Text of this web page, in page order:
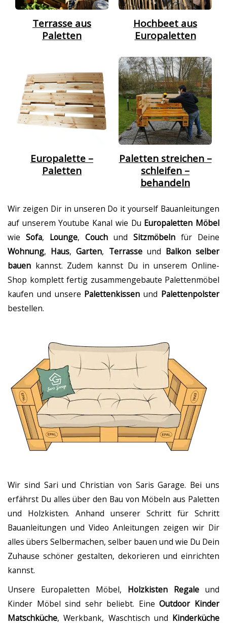
Terrasse aus
Paletten
Hochbeet aus
Europaletten
Europalette –
Paletten
Paletten streichen –
schleifen –
behandeln
Wir zeigen Dir in unseren Do it yourself Bauanleitungen
auf unserem Youtube Kanal wie Du Europaletten Möbel
wie Sofa, Lounge, Couch und Sitzmöbeln für Deine
Wohnung, Haus,Garten, Terrasseund Balkon selber
bauen kannst. Zudem kannst Du in unserem Online-
Shop komplett fertig zusammengebaute Palettenmöbel
kaufen und unsere Palettenkissen und Palettenpolster
bestellen.
Wir sind Sari und Christian von Saris Garage. Bei uns
erfährst Du alles über den Bau von Möbeln aus Paletten
und Holzkisten. Anhand unserer Schritt für Schritt
Bauanleitungen und Video Anleitungen zeigen wir Dir
alles übers Selbermachen, selber bauen und wie Du Dein
Zuhause schöner gestalten, dekorieren und einrichten
kannst.
Unsere Europaletten Möbel, Holzkisten Regale und
Kinder Möbel sind sehr beliebt. EineOutdoor Kinder
Matschküche, Werkbank, Waschtisch und Kinderküche